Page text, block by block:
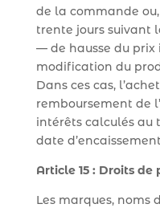
de la commande
trente jours suivant
— de hausse du prix
modification du
Dans ces cas,
remboursement de
intérêts calculés
date
Article 15 : Droits
Les marques, noms